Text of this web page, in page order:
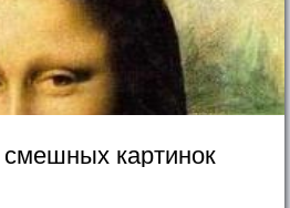
картинок